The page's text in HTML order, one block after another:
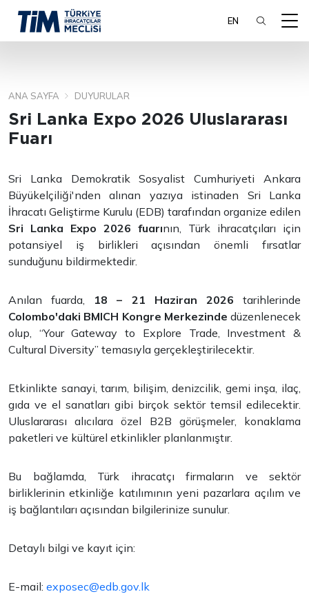
EN
ANA SAYFA DUYURULAR
Sri Lanka Expo 2026 Uluslararası
Fuarı
Sri Lanka Demokratik Sosyalist Cumhuriyeti Ankara
Büyükelçiliği'nden alınan yazıya istinaden Sri Lanka
İhracatı Geliştirme Kurulu (EDB) tarafından organize edilen
Sri Lanka Expo 2026 fuarının, Türk ihracatçıları için
potansiyel iş birlikleri açısından önemli fırsatlar
sunduğunu bildirmektedir.
Anılan fuarda, 18 – 21 Haziran 2026 tarihlerinde
Colombo'daki BMICH Kongre Merkezinde düzenlenecek
olup, “Your Gateway to Explore Trade, Investment &
Cultural Diversity” temasıyla gerçekleştirilecektir.
Etkinlikte sanayi, tarım, bilişim, denizcilik, gemi inşa, ilaç,
gıda ve el sanatları gibi birçok sektör temsil edilecektir.
Uluslararası alıcılara özel B2B görüşmeler, konaklama
paketleri ve kültürel etkinlikler planlanmıştır.
Bu bağlamda, Türk ihracatçı firmaların ve sektör
birliklerinin etkinliğe katılımının yeni pazarlara açılım ve
iş bağlantıları açısından bilgilerinize sunulur.
Detaylı bilgi ve kayıt için:
E-mail: exposec@edb.gov.lk